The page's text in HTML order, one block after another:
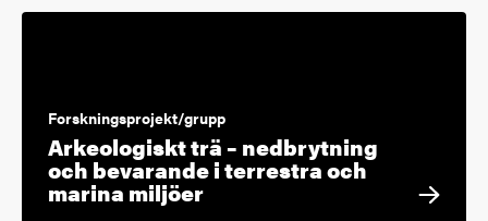
Forskningsprojekt/grupp
Arkeologiskt trä – nedbrytning
och bevarande i terrestra och
marina miljöer